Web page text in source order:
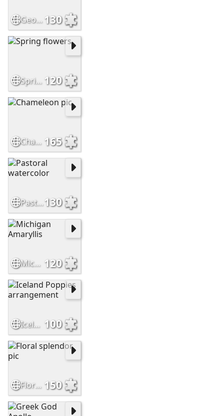
Geology Tour Road 130
Spring flowers 120
Chameleon pic 165
Pastoral watercolor130
Michigan Amaryllis 120
Iceland Poppies arrangement 100
Floral splendor pic 150